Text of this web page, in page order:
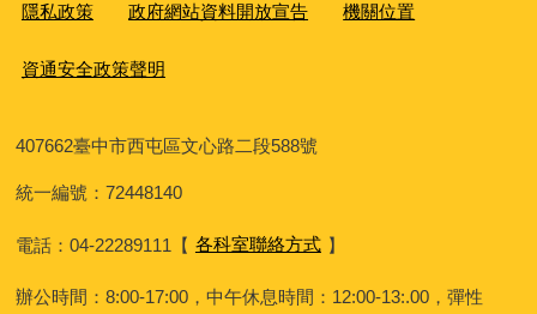
隱私政策 政府網站資料開放宣告 機關位置
資通安全政策聲明
407662臺中市西屯區文心路二段588號
統一編號：72448140
電話：04-22289111 【 各科室聯絡方式 】
辦公時間：8:00-17:00，中午休息時間：12:00-13:.00，彈性